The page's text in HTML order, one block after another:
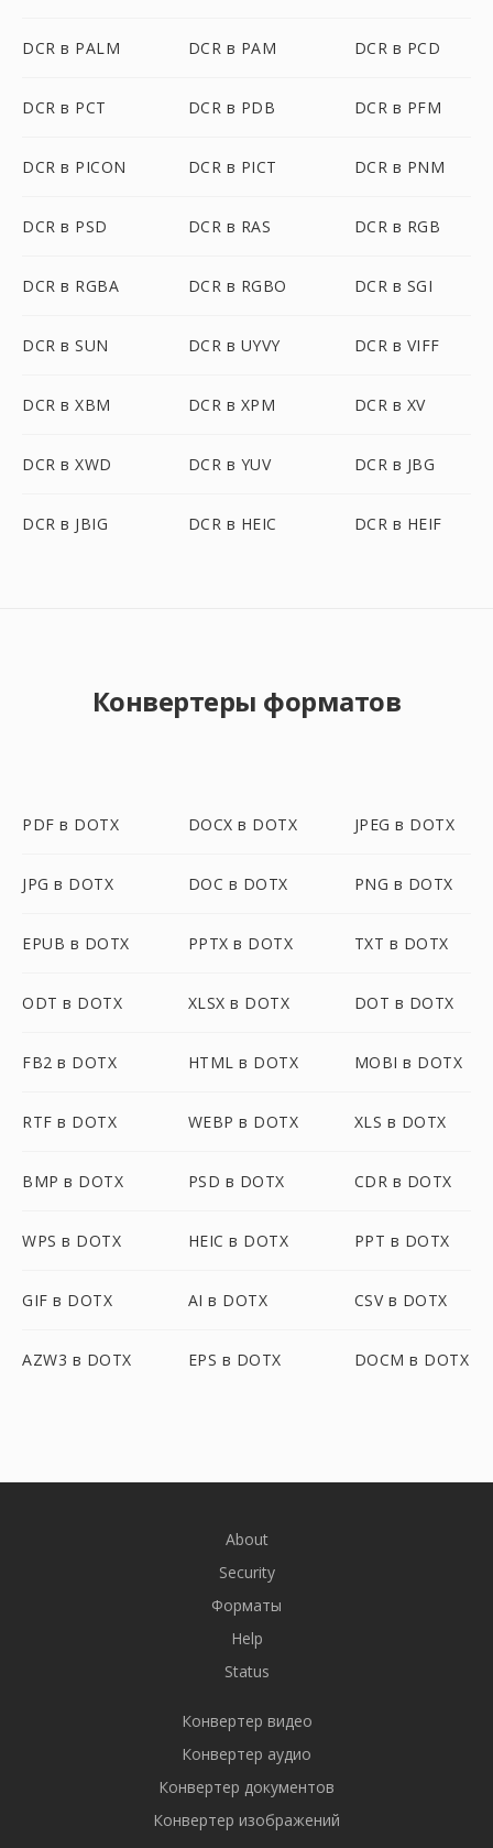
DCR в PALM DCR в PAM DCR в PCD
DCR в PCT DCR в PDB DCR в PFM
DCR в PICON DCR в PICT DCR в PNM
DCR в PSD DCR в RAS DCR в RGB
DCR в RGBA DCR в RGBO DCR в SGI
DCR в SUN DCR в UYVY DCR в VIFF
DCR в XBM DCR в XPM DCR в XV
DCR в XWD DCR в YUV DCR в JBG
DCR в JBIG DCR в HEIC DCR в HEIF
Конвертеры форматов
PDF в DOTX DOCX в DOTX JPEG в DOTX
JPG в DOTX DOC в DOTX PNG в DOTX
EPUB в DOTX PPTX в DOTX TXT в DOTX
ODT в DOTX XLSX в DOTX DOT в DOTX
FB2 в DOTX HTML в DOTX MOBI в DOTX
RTF в DOTX WEBP в DOTX XLS в DOTX
BMP в DOTX PSD в DOTX CDR в DOTX
WPS в DOTX HEIC в DOTX PPT в DOTX
GIF в DOTX AI в DOTX CSV в DOTX
AZW3 в DOTX EPS в DOTX DOCM в DOTX
About
Security
Форматы
Help
Status
Конвертер видео
Конвертер аудио
Конвертер документов
Конвертер изображений